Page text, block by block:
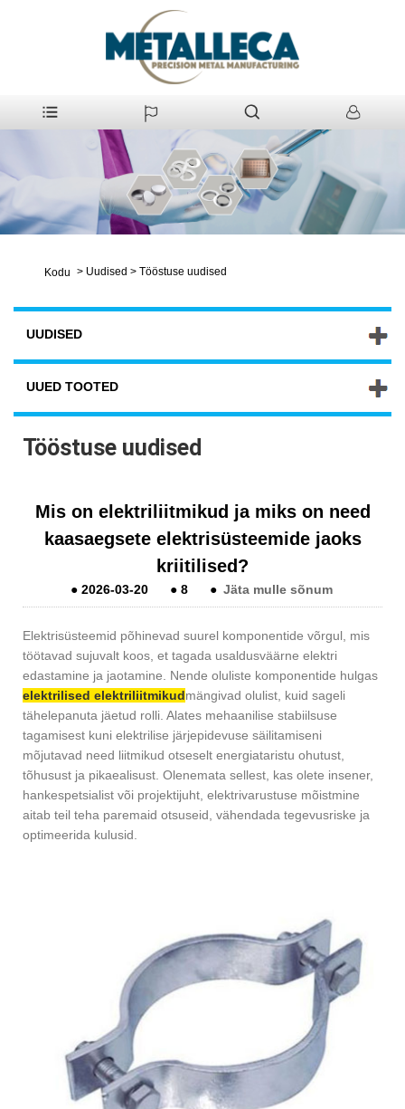
Kodu > Uudised > Tööstuse uudised
UUDISED
UUED TOOTED
Tööstuse uudised
Mis on elektriliitmikud ja miks on need
kaasaegsete elektrisüsteemide jaoks
kriitilised?
● 2026-03-20 ● 8 ● Jäta mulle sõnum
Elektrisüsteemid põhinevad suurel komponentide võrgul, mis
töötavad sujuvalt koos, et tagada usaldusväärne elektri
edastamine ja jaotamine. Nende oluliste komponentide hulgas
elektrilised elektriliitmikudmängivad olulist, kuid sageli
tähelepanuta jäetud rolli. Alates mehaanilise stabiilsuse
tagamisest kuni elektrilise järjepidevuse säilitamiseni
mõjutavad need liitmikud otseselt energiataristu ohutust,
tõhusust ja pikaealisust. Olenemata sellest, kas olete insener,
hankespetsialist või projektijuht, elektrivarustuse mõistmine
aitab teil teha paremaid otsuseid, vähendada tegevusriske ja
optimeerida kulusid.